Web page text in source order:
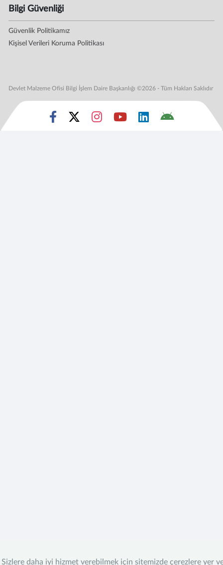
Sizlere daha iyi hizmet verebilmek için sitemizde çerezlere yer
Bilgi Güvenliği
Güvenlik Politikamız
Kişisel Verileri Koruma Politikası
Devlet Malzeme Ofisi Bilgi İşlem Daire Başkanlığı ©2026 - Tüm Hakları Saklıdır